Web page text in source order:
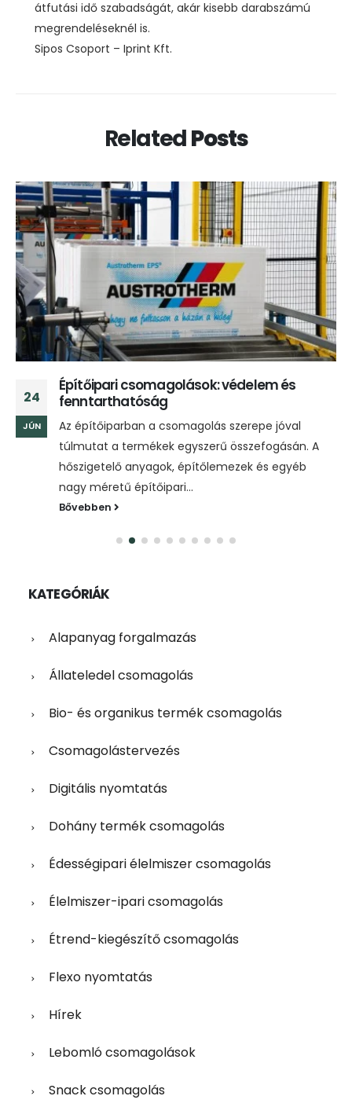
átfutási idő szabadságát, akár kisebb darabszámú
megrendeléseknél is.
Sipos Csoport – Iprint Kft.
RelatedPosts
24
JÚN
Építőipari csomagolások: védelem és
fenntarthatóság
Az építőiparban a csomagolás szerepe jóval
túlmutat a termékek egyszerű összefogásán. A
hőszigetelő anyagok, építőlemezek és egyéb
nagy méretű építőipari...
Bővebben
KATEGÓRIÁK
Alapanyag forgalmazás
Állateledel csomagolás
Bio- és organikus termék csomagolás
Csomagolástervezés
Digitális nyomtatás
Dohány termék csomagolás
Édességipari élelmiszer csomagolás
Élelmiszer-ipari csomagolás
Étrend-kiegészítő csomagolás
Flexo nyomtatás
Hírek
Lebomló csomagolások
Snack csomagolás